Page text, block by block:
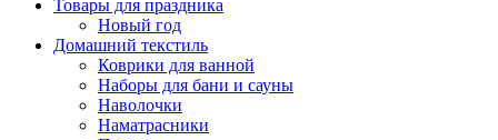
Товары для праздника
Новый год
Домашний текстиль
Коврики для ванной
Наборы для бани и сауны
Наволочки
Наматрасники